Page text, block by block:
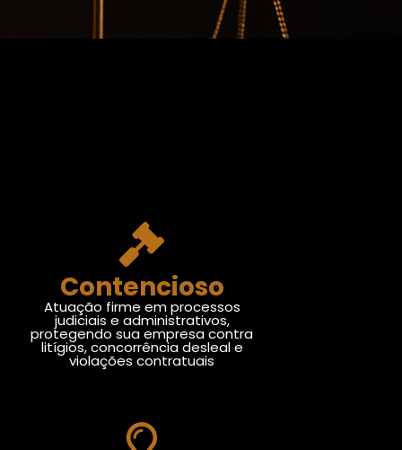
Contencioso
Atuação firme em processos
judiciais e administrativos,
protegendo sua empresa contra
litígios, concorrência desleal e
violações contratuais